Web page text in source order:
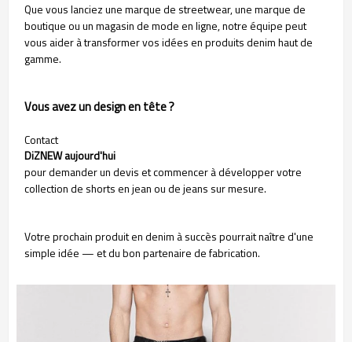
Que vous lanciez une marque de streetwear, une marque de
boutique ou un magasin de mode en ligne, notre équipe peut
vous aider à transformer vos idées en produits denim haut de
gamme.
Vous avez un design en tête ?
Contact
DiZNEW aujourd'hui
pour demander un devis et commencer à développer votre
collection de shorts en jean ou de jeans sur mesure.
Votre prochain produit en denim à succès pourrait naître d'une
simple idée — et du bon partenaire de fabrication.